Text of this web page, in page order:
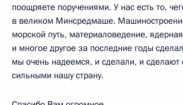
поощряете поручениями. У нас есть то,
в великом Минсредмаше.
морской путь, материаловедение,
и многое другое за последние годы
мы очень надеемся, и сделали, и
сильными нашу страну.